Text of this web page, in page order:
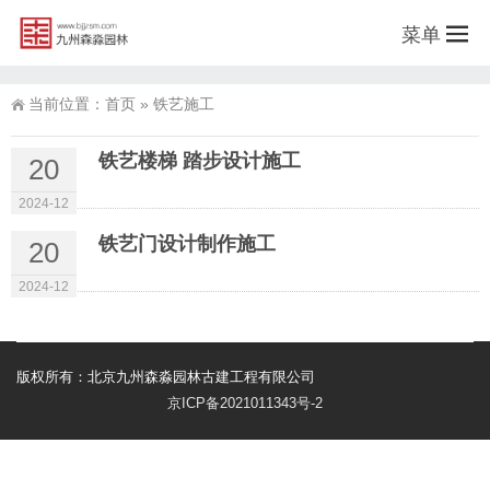
菜单
当前位置： 首页 » 铁艺施工
20
2024-12
铁艺楼梯 踏步设计施工
20
2024-12
铁艺门设计制作施工
版权所有：北京九州森淼园林古建工程有限公司
京ICP备2021011343号-2